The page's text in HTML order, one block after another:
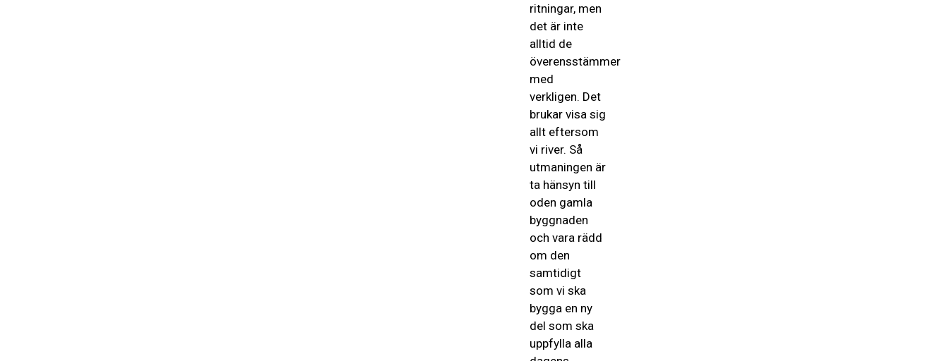
ritningar, men
det är inte
alltid de
överensstämmer
med
verkligen. Det
brukar visa sig
allt eftersom
vi river. Så
utmaningen är
ta hänsyn till
oden gamla
byggnaden
och vara rädd
om den
samtidigt
som vi ska
bygga en ny
del som ska
uppfylla alla